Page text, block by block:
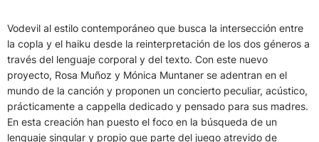
Vodevil al estilo contemporáneo que busca la intersección entre
la copla y el haiku desde la reinterpretación de los dos géneros a
través del lenguaje corporal y del texto. Con este nuevo
proyecto, Rosa Muñoz y Mónica Muntaner se adentran en el
mundo de la canción y proponen un concierto peculiar, acústico,
prácticamente a cappella dedicado y pensado para sus madres.
En esta creación han puesto el foco en la búsqueda de un
lenguaje singular y propio que parte del juego atrevido de